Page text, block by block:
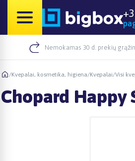
Nemokamas 30 d. prekių
/Kvepalai, kosmetika, higiena/Kvepalai/Visi
Chopard Happy